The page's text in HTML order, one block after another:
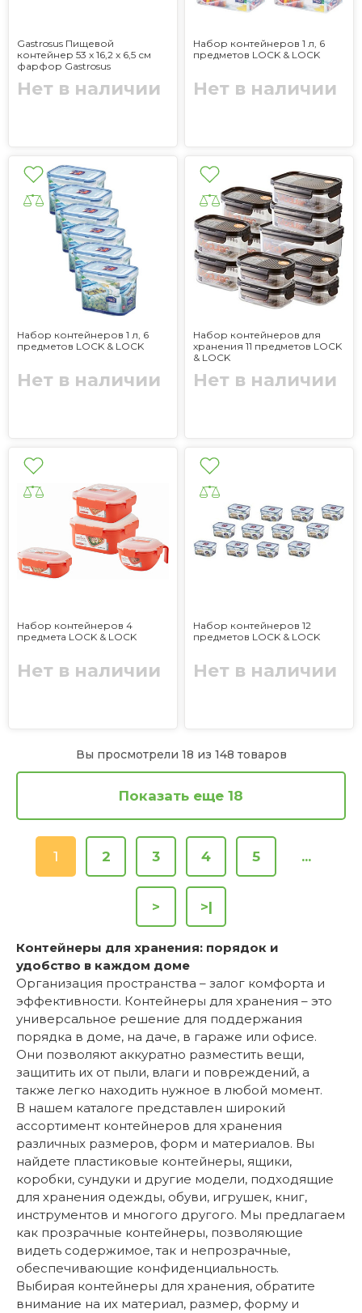
Gastrosus Пищевой
контейнер 53 x 16,2 x 6,5 см
фарфор Gastrosus
Нет в наличии
Набор контейнеров 1 л, 6
предметов LOCK & LOCK
Нет в наличии
Набор контейнеров 1 л, 6
предметов LOCK & LOCK
Нет в наличии
Набор контейнеров для
хранения 11 предметов LOCK
& LOCK
Нет в наличии
Набор контейнеров 4
предмета LOCK & LOCK
Нет в наличии
Набор контейнеров 12
предметов LOCK & LOCK
Нет в наличии
Вы просмотрели 18 из 148 товаров
Показать еще 18
1 2 3 4 5 ...
> >|
Контейнеры для хранения: порядок и
удобство в каждом доме
Организация пространства – залог комфорта и
эффективности. Контейнеры для хранения – это
универсальное решение для поддержания
порядка в доме, на даче, в гараже или офисе.
Они позволяют аккуратно разместить вещи,
защитить их от пыли, влаги и повреждений, а
также легко находить нужное в любой момент.
В нашем каталоге представлен широкий
ассортимент контейнеров для хранения
различных размеров, форм и материалов. Вы
найдете пластиковые контейнеры, ящики,
коробки, сундуки и другие модели, подходящие
для хранения одежды, обуви, игрушек, книг,
инструментов и многого другого. Мы предлагаем
как прозрачные контейнеры, позволяющие
видеть содержимое, так и непрозрачные,
обеспечивающие конфиденциальность.
Выбирая контейнеры для хранения, обратите
внимание на их материал, размер, форму и